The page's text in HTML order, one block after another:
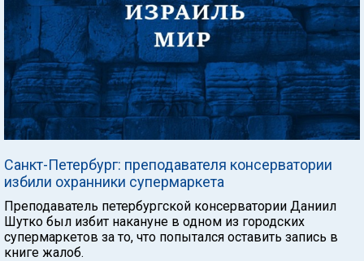
Санкт-Петербург: преподавателя консерватории
избили охранники супермаркета
Преподаватель петербургской консерватории Даниил
Шутко был избит накануне в одном из городских
супермаркетов за то, что попытался оставить запись в
книге жалоб.